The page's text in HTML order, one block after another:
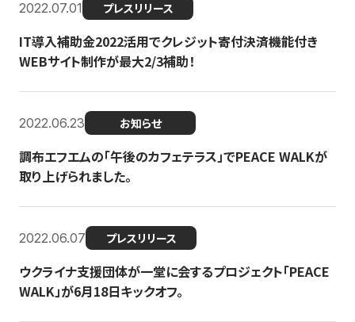
2022.07.01 プレスリリース
IT導入補助金2022活用でクレジット寄付決済機能付き
WEBサイト制作が最大2/3補助！
2022.06.23 お知らせ
調布エフエムの「午後のカフェテラス」でPEACE WALKが
取り上げられました。
2022.06.07 プレスリリース
ウクライナ支援団体が一堂に会するプロジェクト「PEACE
WALK」が6月18日キックオフ。